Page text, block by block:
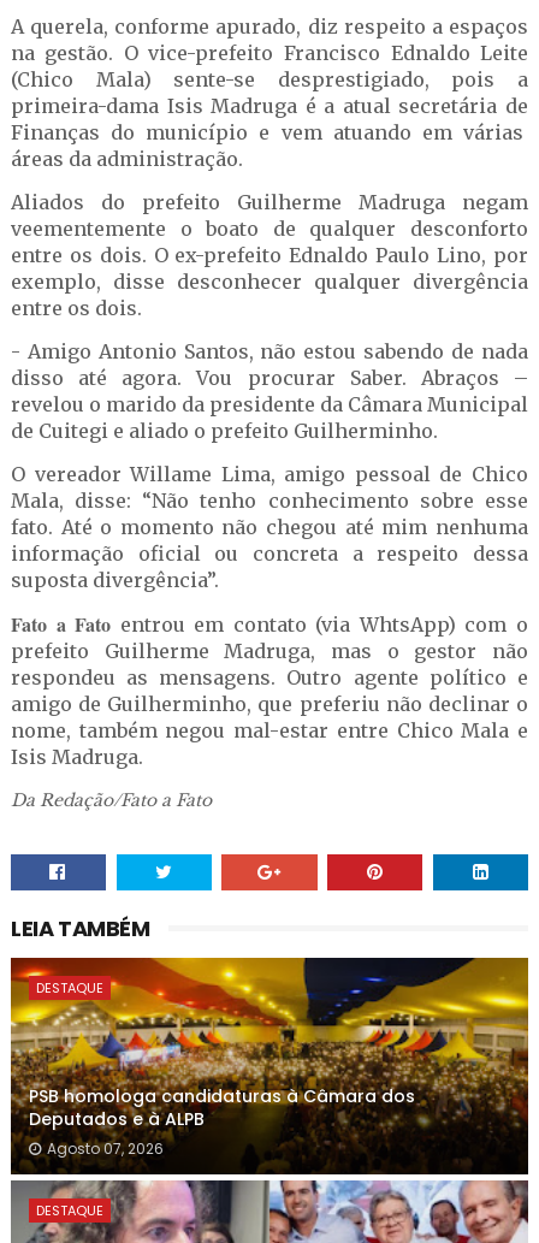
A querela, conforme apurado, diz respeito a espaços
na gestão. O vice-prefeito Francisco Ednaldo Leite
(Chico Mala) sente-se desprestigiado, pois a
primeira-dama Isis Madruga é a atual secretária de
Finanças do município e vem atuando em várias
áreas da administração.
Aliados do prefeito Guilherme Madruga negam
veementemente o boato de qualquer desconforto
entre os dois. O ex-prefeito Ednaldo Paulo Lino, por
exemplo, disse desconhecer qualquer divergência
entre os dois.
- Amigo Antonio Santos, não estou sabendo de nada
disso até agora. Vou procurar Saber. Abraços –
revelou o marido da presidente da Câmara Municipal
de Cuitegi e aliado o prefeito Guilherminho.
O vereador Willame Lima, amigo pessoal de Chico
Mala, disse: “Não tenho conhecimento sobre esse
fato. Até o momento não chegou até mim nenhuma
informação oficial ou concreta a respeito dessa
suposta divergência”.
Fato a Fato entrou em contato (via WhtsApp) com o
prefeito Guilherme Madruga, mas o gestor não
respondeu as mensagens. Outro agente político e
amigo de Guilherminho, que preferiu não declinar o
nome, também negou mal-estar entre Chico Mala e
Isis Madruga.
Da Redação/Fato a Fato
LEIA TAMBÉM
DESTAQUE
PSB homologa candidaturas à Câmara dos
Deputados e à ALPB
Agosto 07, 2026
DESTAQUE